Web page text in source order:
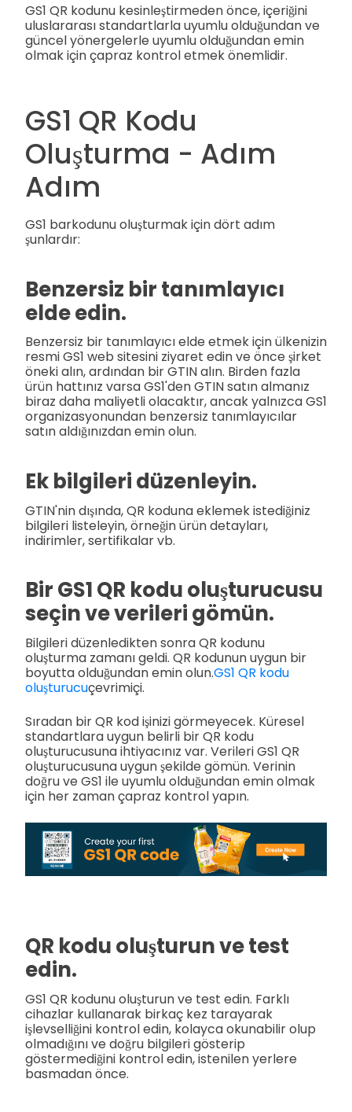
GS1 QR kodunu kesinleştirmeden önce, içeriğini
uluslararası standartlarla uyumlu olduğundan ve
güncel yönergelerle uyumlu olduğundan emin
olmak için çapraz kontrol etmek önemlidir.
GS1 QR Kodu
Oluşturma - Adım
Adım
GS1 barkodunu oluşturmak için dört adım
şunlardır:
Benzersiz bir tanımlayıcı
elde edin.
Benzersiz bir tanımlayıcı elde etmek için ülkenizin
resmi GS1 web sitesini ziyaret edin ve önce şirket
öneki alın, ardından bir GTIN alın. Birden fazla
ürün hattınız varsa GS1'den GTIN satın almanız
biraz daha maliyetli olacaktır, ancak yalnızca GS1
organizasyonundan benzersiz tanımlayıcılar
satın aldığınızdan emin olun.
Ek bilgileri düzenleyin.
GTIN'nin dışında, QR koduna eklemek istediğiniz
bilgileri listeleyin, örneğin ürün detayları,
indirimler, sertifikalar vb.
Bir GS1 QR kodu oluşturucusu
seçin ve verileri gömün.
Bilgileri düzenledikten sonra QR kodunu
oluşturma zamanı geldi. QR kodunun uygun bir
boyutta olduğundan emin olun.GS1 QR kodu
oluşturucuçevrimiçi.
Sıradan bir QR kod işinizi görmeyecek. Küresel
standartlara uygun belirli bir QR kodu
oluşturucusuna ihtiyacınız var. Verileri GS1 QR
oluşturucusuna uygun şekilde gömün. Verinin
doğru ve GS1 ile uyumlu olduğundan emin olmak
için her zaman çapraz kontrol yapın.
QR kodu oluşturun ve test
edin.
GS1 QR kodunu oluşturun ve test edin. Farklı
cihazlar kullanarak birkaç kez tarayarak
işlevselliğini kontrol edin, kolayca okunabilir olup
olmadığını ve doğru bilgileri gösterip
göstermediğini kontrol edin, istenilen yerlere
basmadan önce.